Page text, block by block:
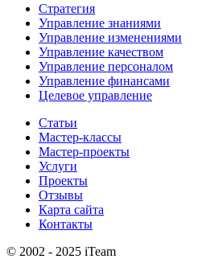
Стратегия
Управление знаниями
Управление изменениями
Управление качеством
Управление персоналом
Управление финансами
Целевое управление
Статьи
Мастер-классы
Мастер-проекты
Услуги
Проекты
Отзывы
Карта сайта
Контакты
© 2002 - 2025 iTeam